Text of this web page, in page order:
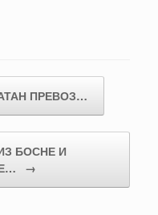
ПРЕВОЗ…
БОСНЕ И
→